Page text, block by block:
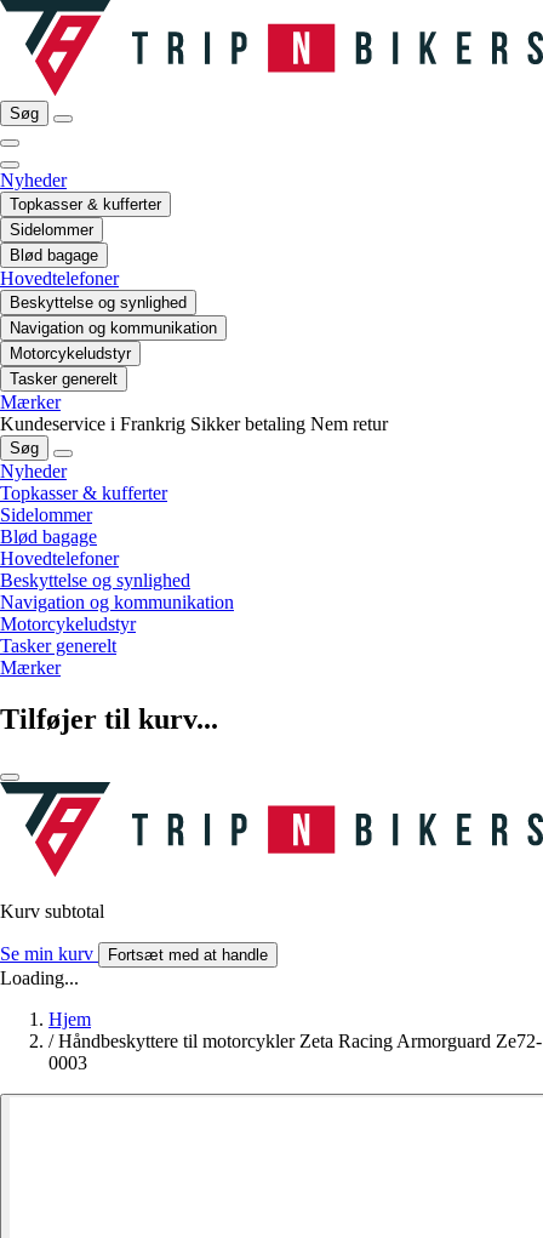
Søg
Nyheder
Topkasser & kufferter
Sidelommer
Blød bagage
Hovedtelefoner
Beskyttelse og synlighed
Navigation og kommunikation
Motorcykeludstyr
Tasker generelt
Mærker
Kundeservice i Frankrig Sikker betaling Nem retur
Søg
Nyheder
Topkasser & kufferter
Sidelommer
Blød bagage
Hovedtelefoner
Beskyttelse og synlighed
Navigation og kommunikation
Motorcykeludstyr
Tasker generelt
Mærker
Tilføjer til kurv...
Kurv subtotal
Se min kurv Fortsæt med at handle
Loading...
Hjem
/ Håndbeskyttere til motorcykler Zeta Racing Armorguard Ze72-
0003